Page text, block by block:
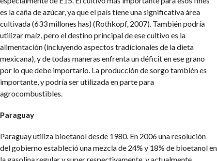
es la caña de azúcar, ya que el país tiene una significativa área
cultivada (633 millones has) (Rothkopf, 2007). También podría
utilizar maíz, pero el destino principal de ese cultivo es la
alimentación (incluyendo aspectos tradicionales de la dieta
mexicana), y de todas maneras enfrenta un déficit en ese grano
por lo que debe importarlo. La producción de sorgo también es
importante, y podría ser utilizada en parte para
agrocombustibles.
Paraguay
Paraguay utiliza bioetanol desde 1980. En 2006 una resolución
del gobierno estableció una mezcla de 24% y 18% de bioetanol en